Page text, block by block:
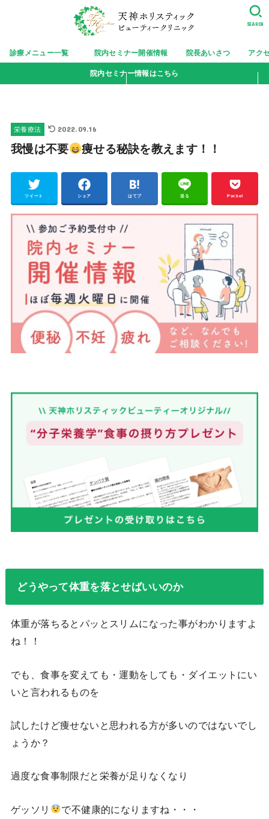
診療メニュー一覧 院内セミナー開催情報 院長あいさつ アク
SEARCH
院内セミナー情報はこちら
栄養療法 2022.09.16
我慢は不要 痩せる秘訣を教えます！！
ツイート シェア はてブ 送る Pocket
どうやって体重を落とせばいいのか
体重が落ちるとパッとスリムになった事がわかりますよ
ね！！
でも、食事を変えても・運動をしても・ダイエットにい
いと言われるものを
試したけど痩せないと思われる方が多いのではないでし
ょうか？
過度な食事制限だと栄養が足りなくなり
ゲッソリ で不健康的になりますね・・・